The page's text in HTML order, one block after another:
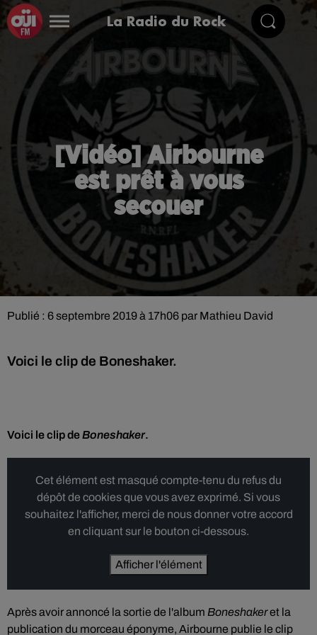
La Radio du Rock
[Vidéo] Airbourne
est prêt à vous
secouer
Publié : 6 septembre 2019 à 17h06 par Mathieu David
Voici le clip de Boneshaker.
Voici le clip deBoneshaker.
Cet élément est masqué compte-tenu du refus du
dépôt de cookies que vous avez exprimé. Si vous
souhaitez l'afficher, merci de nous donner votre accord
en cliquant sur le bouton ci-dessous.
Afficher l'élément
Après avoir annoncé la sortie de l'album Boneshakeret la
publication du morceau éponyme, Airbourne publie le clip